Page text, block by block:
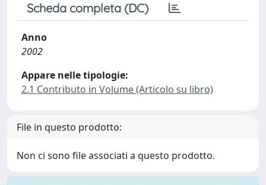
Scheda completa (DC)
Anno
2002
Appare nelle tipologie:
2.1 Contributo in Volume (Articolo su libro)
File in questo prodotto:
Non ci sono file associati a questo prodotto.